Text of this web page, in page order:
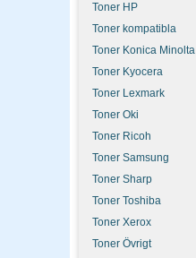
Toner HP
Toner kompatibla
Toner Konica Minolta
Toner Kyocera
Toner Lexmark
Toner Oki
Toner Ricoh
Toner Samsung
Toner Sharp
Toner Toshiba
Toner Xerox
Toner Övrigt